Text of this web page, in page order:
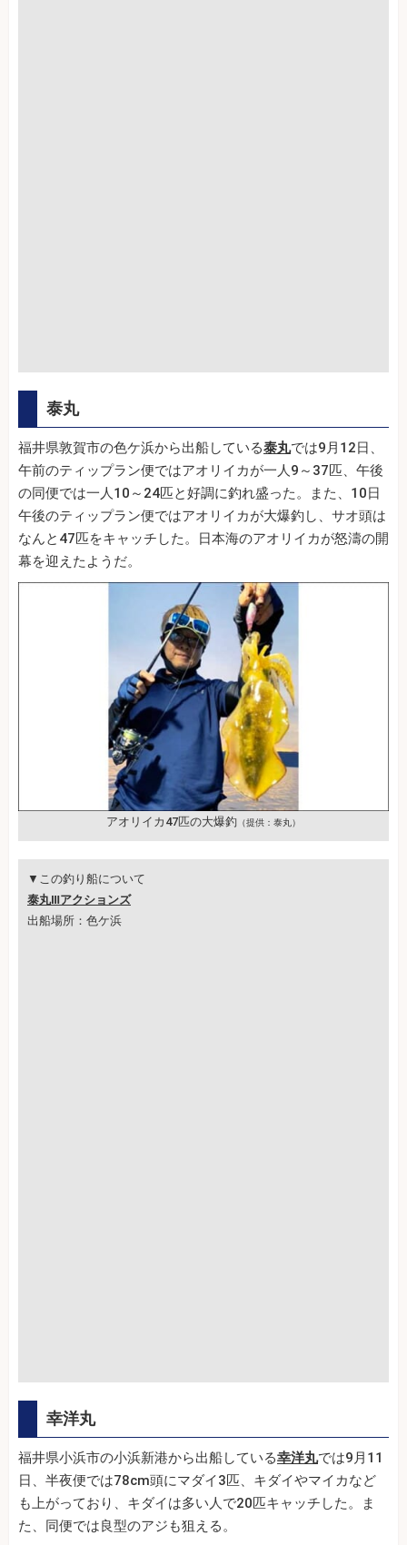
泰丸
福井県敦賀市の色ケ浜から出船している泰丸では9月12日、
午前のティップラン便ではアオリイカが一人9～37匹、午後
の同便では一人10～24匹と好調に釣れ盛った。また、10日
午後のティップラン便ではアオリイカが大爆釣し、サオ頭は
なんと47匹をキャッチした。日本海のアオリイカが怒濤の開
幕を迎えたようだ。
アオリイカ47匹の大爆釣 （提供：泰丸）
▼この釣り船について
泰丸Ⅲアクションズ
出船場所：色ケ浜
幸洋丸
福井県小浜市の小浜新港から出船している幸洋丸では9月11
日、半夜便では78cm頭にマダイ3匹、キダイやマイカなど
も上がっており、キダイは多い人で20匹キャッチした。ま
た、同便では良型のアジも狙える。